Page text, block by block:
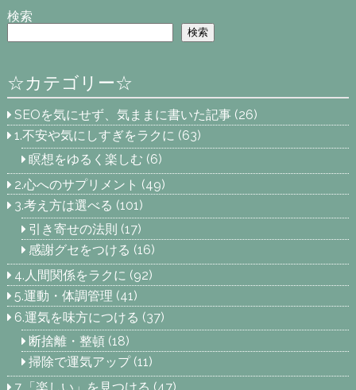
検索
検索
☆カテゴリー☆
SEOを気にせず、気ままに書いた記事 (26)
1.不安や気にしすぎをラクに (63)
瞑想をゆるく楽しむ (6)
2.心へのサプリメント (49)
3.考え方は選べる (101)
引き寄せの法則 (17)
感謝グセをつける (16)
4.人間関係をラクに (92)
5.運動・体調管理 (41)
6.運気を味方につける (37)
断捨離・整頓(18)
掃除で運気アップ(11)